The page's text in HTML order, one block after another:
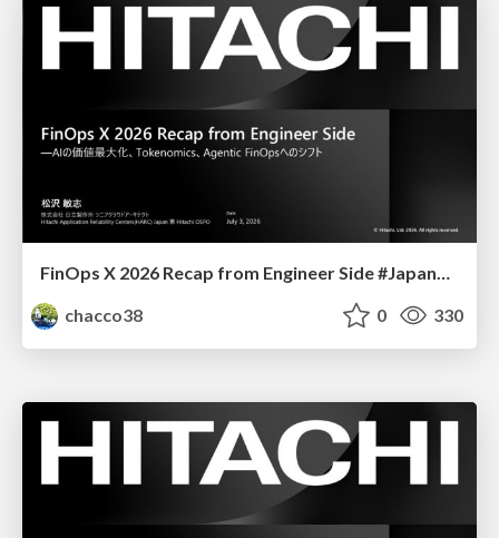
FinOps X 2026 Recap from Engineer Side #JapanFinOps
chacco38
0 330